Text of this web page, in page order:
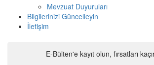
Mevzuat Duyuruları
Bilgilerinizi Güncelleyin
İletişim
E-Bülten'e kayıt olun, fırsatları